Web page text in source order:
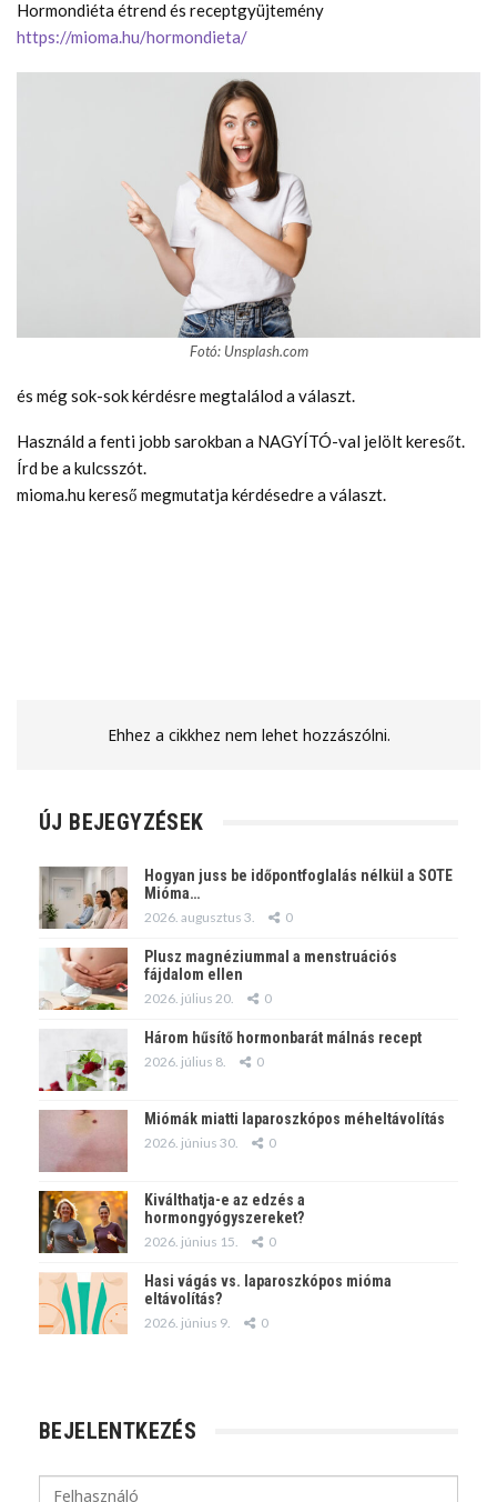
Hormondiéta étrend és receptgyüjtemény
https://mioma.hu/hormondieta/
Fotó: Unsplash.com
és még sok-sok kérdésre megtalálod a választ.
Használd a fenti jobb sarokban a NAGYÍTÓ-val jelölt keresőt.
Írd be a kulcsszót.
mioma.hu kereső megmutatja kérdésedre a választ.
Ehhez a cikkhez nem lehet hozzászólni.
ÚJ BEJEGYZÉSEK
Hogyan juss be időpontfoglalás nélkül a SOTE
Mióma…
2026. augusztus 3. 0
Plusz magnéziummal a menstruációs
fájdalom ellen
2026. július 20. 0
Három hűsítő hormonbarát málnás recept
2026. július 8. 0
Miómák miatti laparoszkópos méheltávolítás
2026. június 30. 0
Kiválthatja-e az edzés a
hormongyógyszereket?
2026. június 15. 0
Hasi vágás vs. laparoszkópos mióma
eltávolítás?
2026. június 9. 0
BEJELENTKEZÉS